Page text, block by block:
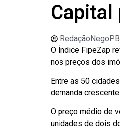
Capital
O Índice FipeZap
nos preços dos
Entre as 50
demanda
O preço médio de
unidades de dois